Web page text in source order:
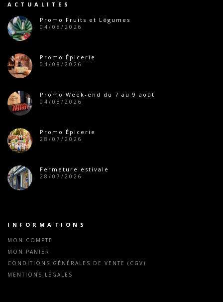
ACTUALITES
Promo Fruits et Légumes
04/08/2026
Promo Épicerie
04/08/2026
Promo Week-end du 7 au 9 août
04/08/2026
Promo Épicerie
28/07/2026
Fermeture estivale
28/07/2026
INFORMATIONS
MON COMPTE
MON PANIER
CONDITIONS GÉNÉRALES DE VENTE (CGV)
MENTIONS LÉGALES